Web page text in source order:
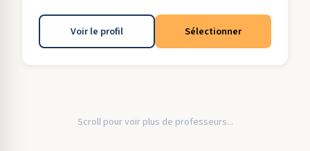
Voir le profil Sélectionner
Scroll pour voir plus de professeurs...